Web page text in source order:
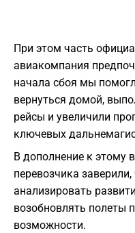
​При этом часть
авиакомпания
начала сбоя мы
вернуться домой,
рейсы и увеличили
ключевых
​В дополнение к этому
перевозчика
анализировать
возобновлять полеты
возможности.